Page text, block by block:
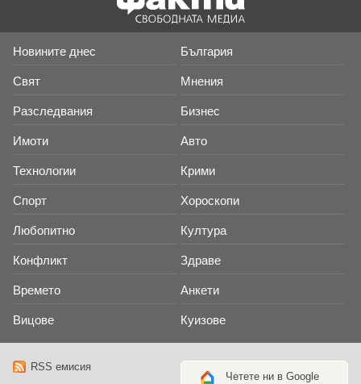
Новините днес България
Свят Мнения
Разследвания Бизнес
Имоти Авто
Технологии Крими
Спорт Хороскопи
Любопитно Култура
Конфликт Здраве
Времето Анкети
Вицове Куизове
RSS емисия
Четете ни в Google